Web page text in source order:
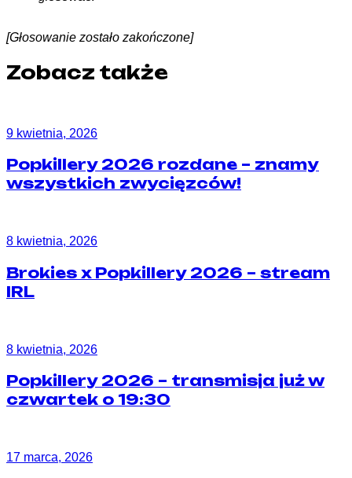
[Głosowanie zostało zakończone]
Zobacz także
9 kwietnia, 2026
Popkillery 2026 rozdane – znamy
wszystkich zwycięzców!
8 kwietnia, 2026
Brokies x Popkillery 2026 – stream
IRL
8 kwietnia, 2026
Popkillery 2026 – transmisja już w
czwartek o 19:30
17 marca, 2026